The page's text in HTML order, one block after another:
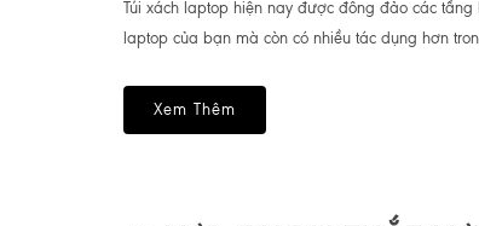
Túi xách laptop hiện nay được đông đảo các
laptop của bạn mà còn có nhiều tác dụng hơn
Xem Thêm